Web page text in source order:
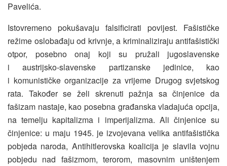
Pavelića.
Istovremeno pokušavaju falsificirati povijest. Fašističke
režime oslobađaju od krivnje, a kriminaliziraju antifašistički
otpor, posebno onaj koji su pružali jugoslavenske
i austrijsko-slavenske partizanske jedinice, kao
i komunističke organizacije za vrijeme Drugog svjetskog
rata. Također se želi skrenuti pažnja sa činjenice da
fašizam nastaje, kao posebna građanska vladajuća opcija,
na temelju kapitalizma i imperijalizma. Ali činjenice su
činjenice: u maju 1945. je izvojevana velika antifašistička
pobjeda naroda, Antihitlerovska koalicija je slavila vojnu
pobjedu nad fašizmom, terorom, masovnim uništenjem